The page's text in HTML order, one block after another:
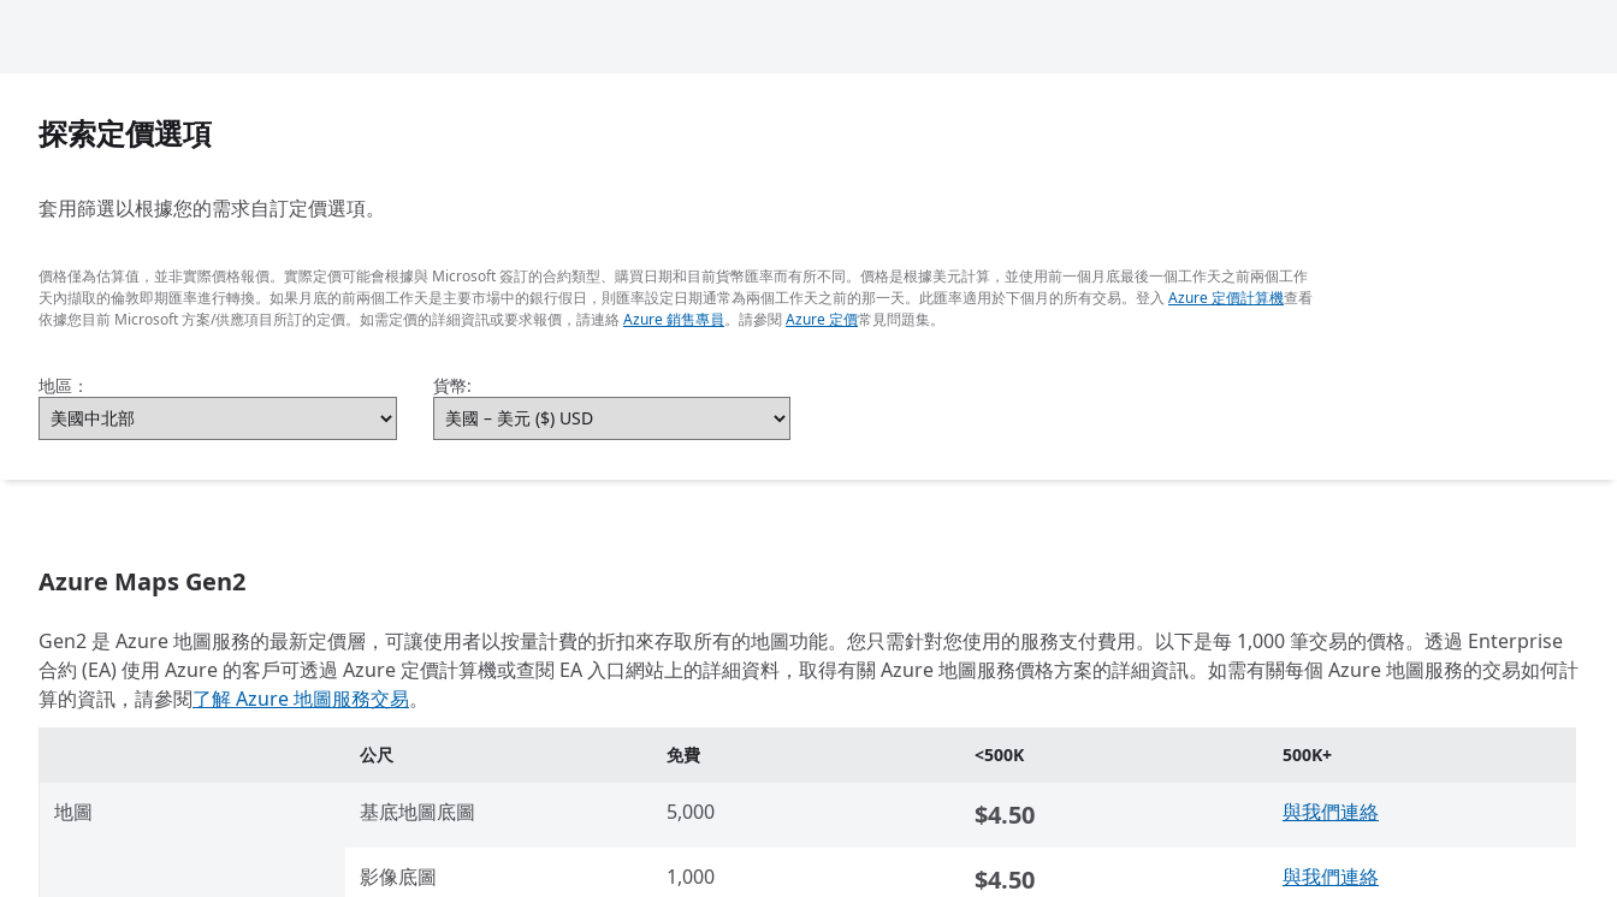
探索定價選項
套用篩選以根據您的需求自訂定價選項。
價格僅為估算值，並非實際價格報價。實際定價可能會根據與 Microsoft 簽訂的合約類型、購買日期和目前貨幣匯率而有所不同。價格是根據美元計算，並使用前一個月底最後一個工作天之前兩個工作
天內擷取的倫敦即期匯率進行轉換。如果月底的前兩個工作天是主要市場中的銀行假日，則匯率設定日期通常為兩個工作天之前的那一天。此匯率適用於下個月的所有交易。登入 Azure 定價計算機查看
依據您目前 Microsoft 方案/供應項目所訂的定價。如需定價的詳細資訊或要求報價，請連絡Azure 銷售專員。請參閱Azure 定價常見問題集。
地區： 貨幣:
Azure Maps Gen2
Gen2 是 Azure 地圖服務的最新定價層，可讓使用者以按量計費的折扣來存取所有的地圖功能。您只需針對您使用的服務支付費用。以下是每 1,000 筆交易的價格。透過 Enterprise
合約 (EA) 使用 Azure 的客戶可透過 Azure 定價計算機或查閱 EA 入口網站上的詳細資料，取得有關 Azure 地圖服務價格方案的詳細資訊。如需有關每個 Azure 地圖服務的交易如何計
算的資訊，請參閱了解 Azure 地圖服務交易。
公尺 免費 <500K 500K+
地圖 基底地圖底圖 5,000 $4.50 與我們連絡
影像底圖 1,000 $4.50 與我們連絡